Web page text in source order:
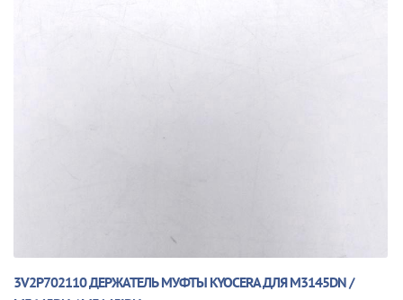
3V2P702110 ДЕРЖАТЕЛЬ МУФТЫ KYOCERA ДЛЯ M3145DN /